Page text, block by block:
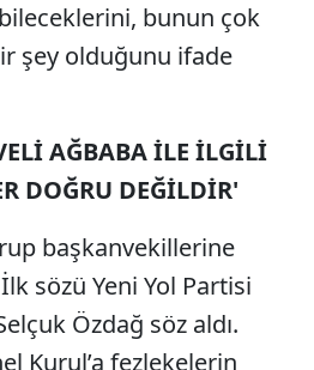
bunun çok
şey olduğunu ifade
AĞBABA İLE İLGİLİ
DOĞRU DEĞİLDİR'
başkanvekillerine
sözü Yeni Yol Partisi
Özdağ söz aldı.
Kurul’a fezlekelerin